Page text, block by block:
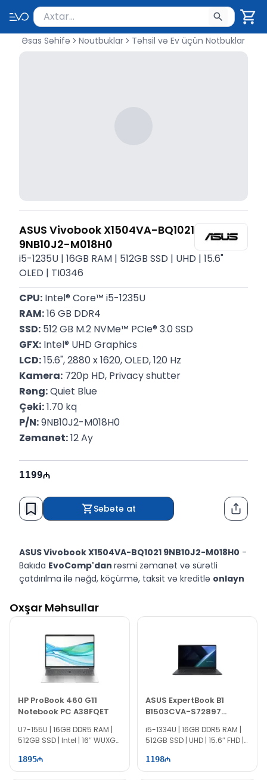
Məhsul axtar
Axtarış üçün ən azı 2 simvol yazın. Göndərmək
Əsas Səhifə Noutbuklar Təhsil və Ev üçün Notbuklar
ASUS Vivobook X1504VA-BQ1021
9NB10J2-M018H0
i5-1235U | 16GB RAM | 512GB SSD | UHD | 15.6"
OLED | TI0346
CPU: Intel® Core™ i5-1235U
RAM: 16 GB DDR4
SSD: 512 GB M.2 NVMe™ PCIe® 3.0 SSD
GFX: Intel® UHD Graphics
LCD: 15.6", 2880 x 1620, OLED, 120 Hz
Kamera: 720p HD, Privacy shutter
Rəng: Quiet Blue
Çəki: 1.70 kq
P/N: 9NB10J2-M018H0
Zəmanət: 12 Ay
1199
Səbətə at
ASUS Vivobook X1504VA-BQ1021 9NB10J2-M018H0 -
Bakıda EvoComp'dan rəsmi zəmanət və sürətli
çatdırılma ilə nəğd, köçürmə, taksit və kreditlə onlayn
Oxşar Məhsullar
HP ProBook 460 G11
Notebook PC A38FQET
U7-155U | 16GB DDR5 RAM |
512GB SSD | Intel | 16″ WUXGA
1895
ASUS ExpertBook B1
B1503CVA-S72897
90NX0801-M036E0
i5-1334U | 16GB DDR5 RAM |
512GB SSD | UHD | 15.6″ FHD |
1198